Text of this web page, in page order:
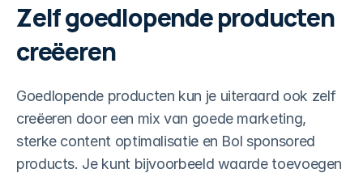
Zelf goedlopende producten
creëeren
Goedlopende producten kun je uiteraard ook zelf
creëeren door een mix van goede marketing,
sterke content optimalisatie en Bol sponsored
products. Je kunt bijvoorbeeld waarde toevoegen